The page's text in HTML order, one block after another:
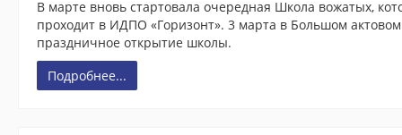
В марте вновь стартовала очередная Школа вожатых,
проходит в ИДПО «Горизонт». 3 марта в Большом
праздничное открытие школы.
Подробнее...